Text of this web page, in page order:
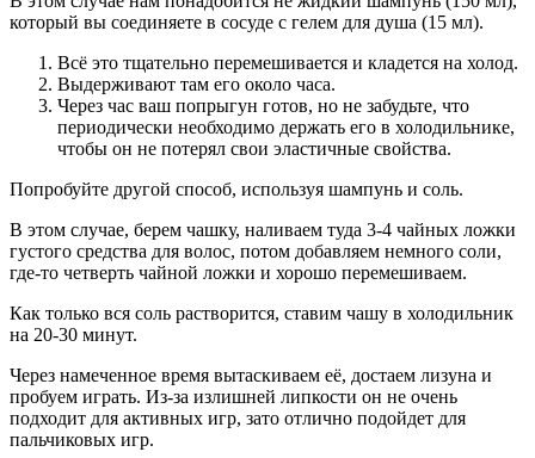
который вы соединяете в сосуде с гелем для душа (15 мл).
Всё это тщательно перемешивается и кладется на холод.
Выдерживают там его около часа.
Через час ваш попрыгун готов, но не забудьте, что
периодически необходимо держать его в холодильнике,
чтобы он не потерял свои эластичные свойства.
Попробуйте другой способ, используя шампунь и соль.
В этом случае, берем чашку, наливаем туда 3-4 чайных ложки
густого средства для волос, потом добавляем немного соли,
где-то четверть чайной ложки и хорошо перемешиваем.
Как только вся соль растворится, ставим чашу в холодильник
на 20-30 минут.
Через намеченное время вытаскиваем её, достаем лизуна и
пробуем играть. Из-за излишней липкости он не очень
подходит для активных игр, зато отлично подойдет для
пальчиковых игр.